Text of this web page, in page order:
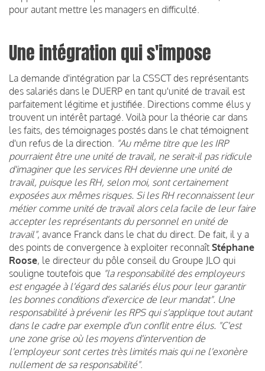
pour autant mettre les managers en difficulté.
Une intégration qui s'impose
La demande d'intégration par la CSSCT des représentants
des salariés dans le DUERP en tant qu'unité de travail est
parfaitement légitime et justifiée. Directions comme élus y
trouvent un intérêt partagé. Voilà pour la théorie car dans
les faits, des témoignages postés dans le chat témoignent
d'un refus de la direction. "Au même titre que les IRP
pourraient être une unité de travail, ne serait-il pas ridicule
d'imaginer que les services RH devienne une unité de
travail, puisque les RH, selon moi, sont certainement
exposées aux mêmes risques. Si les RH reconnaissent leur
métier comme unité de travail alors cela facile de leur faire
accepter les représentants du personnel en unité de
travail", avance Franck dans le chat du direct. De fait, il y a
des points de convergence à exploiter reconnaît Stéphane
Roose, le directeur du pôle conseil du Groupe JLO qui
souligne toutefois que "la responsabilité des employeurs
est engagée à l'égard des salariés élus pour leur garantir
les bonnes conditions d'exercice de leur mandat". Une
responsabilité à prévenir les RPS qui s'applique tout autant
dans le cadre par exemple d'un conflit entre élus. "C'est
une zone grise où les moyens d'intervention de
l'employeur sont certes très limités mais qui ne l'exonère
nullement de sa responsabilité".